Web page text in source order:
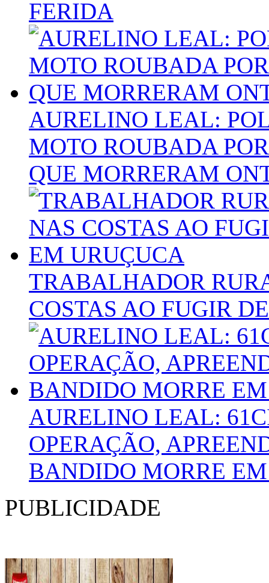
FERIDA
AURELINO LEAL:
MOTO ROUBADA
QUE MORRERAM
TRABALHADOR
COSTAS AO FUGIR
AURELINO LEAL:
OPERAÇÃO,
BANDIDO MORRE
PUBLICIDADE